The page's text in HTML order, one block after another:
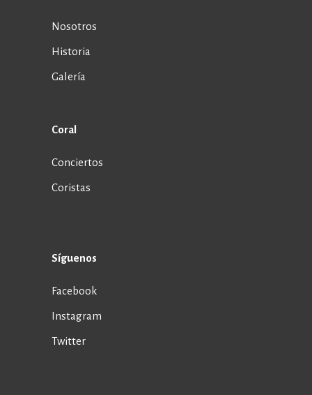
Nosotros
Historia
Galería
Coral
Conciertos
Coristas
Síguenos
Facebook
Instagram
Twitter